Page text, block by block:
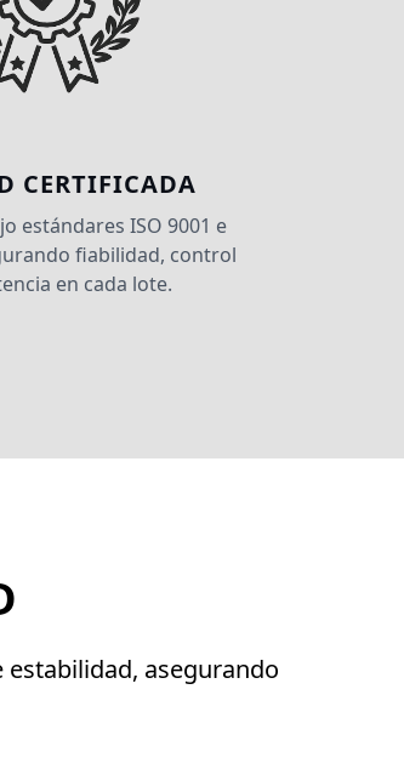
CERTIFICADA
estándares ISO 9001 e
fiabilidad, control
en cada lote.
asegurando